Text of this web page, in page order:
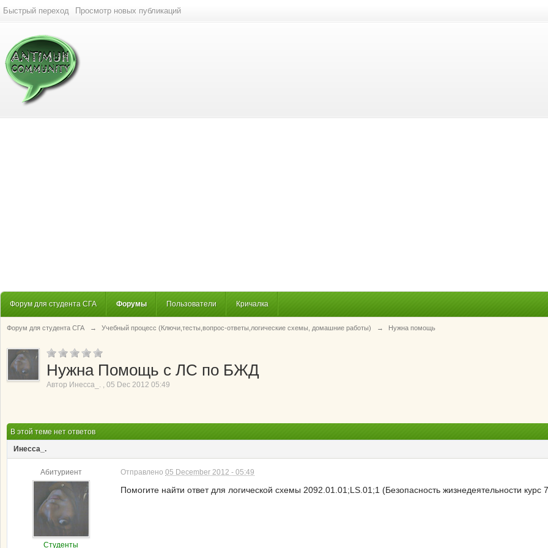
Быстрый переход Просмотр новых публикаций
Форум для студента СГА Форумы Пользователи Кричалка
Форум для студента СГА → Учебный процесс (Ключи,тесты,вопрос-ответы,логические схемы, домашние работы) → Нужна помощь
Нужна Помощь с ЛС по БЖД
Автор Инесса_. , 05 Dec 2012 05:49
В этой теме нет ответов
Инесса_.
Абитуриент
Студенты
Отправлено 05 December 2012 - 05:49
Помогите найти ответ для логической схемы 2092.01.01;LS.01;1 (Безопасность жизнедеятельности курс